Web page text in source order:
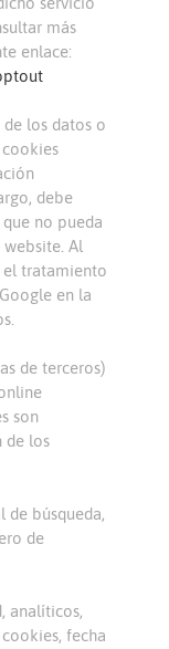
más
enlace:
los datos o
debe
no pueda
Al
el tratamiento
en la
de terceros)
son
de los
de búsqueda,
de
analíticos,
fecha